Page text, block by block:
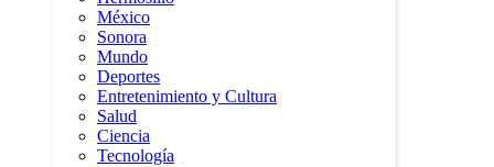
México
Sonora
Mundo
Deportes
Entretenimiento y Cultura
Salud
Ciencia
Tecnología